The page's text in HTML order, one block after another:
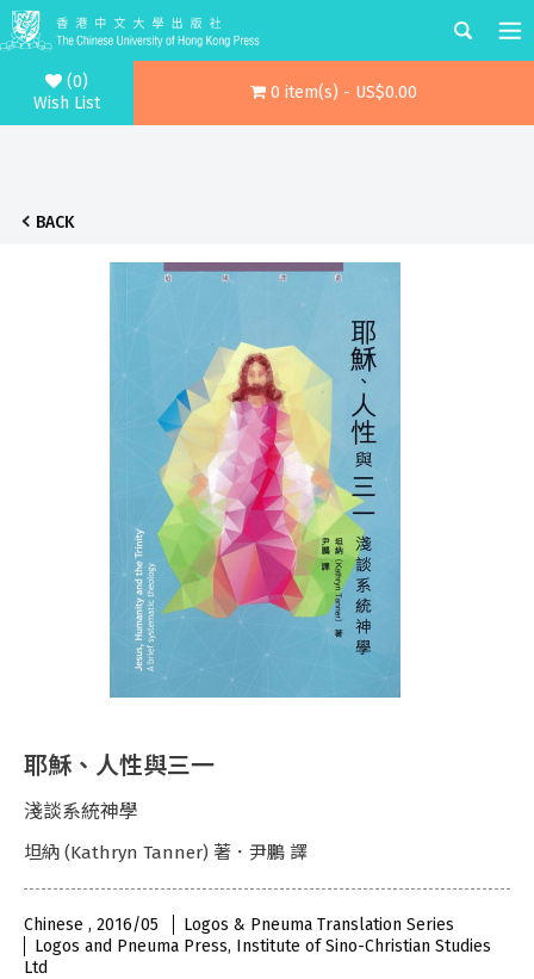
(0)
Wish List
0 item(s) - US$0.00
BACK
耶穌、人性與三一
淺談系統神學
坦納 (Kathryn Tanner) 著．尹鵬 譯
Chinese , 2016/05
Logos & Pneuma Translation Series
Logos and Pneuma Press, Institute of Sino-Christian Studies
Ltd